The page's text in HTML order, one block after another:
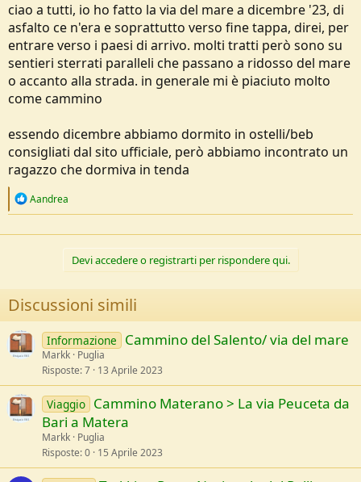
ciao a tutti, io ho fatto la via del mare a dicembre '23, di
asfalto ce n'era e soprattutto verso fine tappa, direi, per
entrare verso i paesi di arrivo. molti tratti però sono su
sentieri sterrati paralleli che passano a ridosso del mare
o accanto alla strada. in generale mi è piaciuto molto
come cammino
essendo dicembre abbiamo dormito in ostelli/beb
consigliati dal sito ufficiale, però abbiamo incontrato un
ragazzo che dormiva in tenda
R
c
s
:
Aandrea
Devi accedere o registrarti per rispondere qui.
Discussioni simili
Informazione Cammino del Salento/ via del mare
Markk Puglia
Risposte 7 13 Aprile 2023
Viaggio Cammino Materano > La via Peuceta da
Bari a Matera
Markk Puglia
Risposte 0 15 Aprile 2023